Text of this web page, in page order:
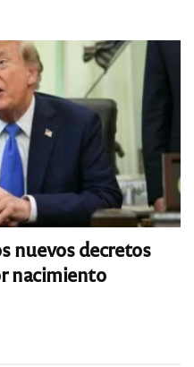
nuevos decretos
nacimiento